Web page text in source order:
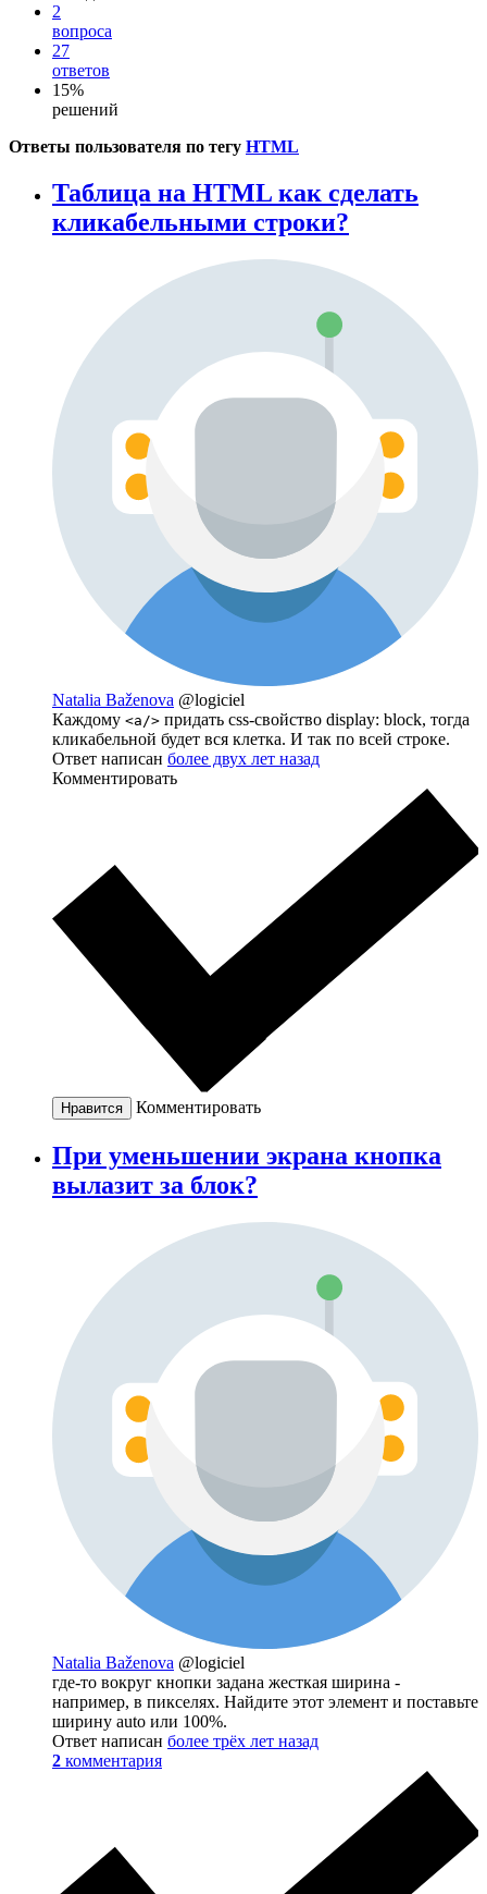
2
вопроса
27
ответов
15%
решений
Ответы пользователя по тегу HTML
Таблица на HTML как сделать
кликабельными строки?
Natalia Baženova @logiciel
Каждому <a/> придать css-свойство display: block, тогда
кликабельной будет вся клетка. И так по всей строке.
Ответ написан более двух лет назад
Комментировать
Нравится Комментировать
При уменьшении экрана кнопка
вылазит за блок?
Natalia Baženova @logiciel
где-то вокруг кнопки задана жесткая ширина -
например, в пикселях. Найдите этот элемент и поставьте
ширину auto или 100%.
Ответ написан более трёх лет назад
2 комментария